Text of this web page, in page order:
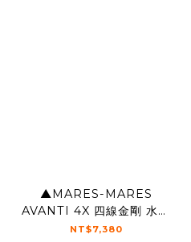
▲MARES-MARES‭
‬AVANTI 4X 四線金剛 水肺
蛙鞋 2025
NT$7,380